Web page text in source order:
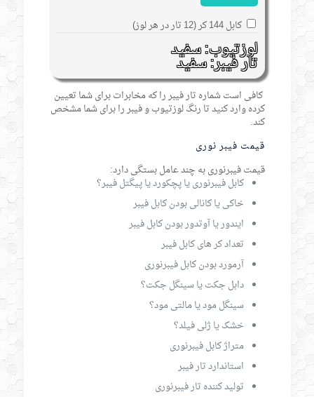
کابل 144 کر (12 تار در هر لوز)
لوزتیوب: سفید
تار فیبر: سفید
کافی است شماره تار فیبر را که مخابرات برای شما تعیین
کرده وارد کنید تا رنگ لوزتیوب و فیبر را برای شما مشخص
کند.
قیمت فیبر نوری
قیمت فیبرنوری به چند عامل بستگی دارد:
کابل فیبرنوری یا پچکورد یا پیگتل فیبر؟
خاکی یا کانالی بودن کابل فیبر
ایندور یا آوتدور بودن کابل فیبر
تعداد کر های کابل فیبر
آرمورد بودن کابل فیبرنوری
دابل جکت یا سینگل جکت؟
سینگل مود یا مالتی مود؟
خشک یا ژلی فیلد؟
متراژ کابل فیبرنوری
استاندارد تار فیبر
تولید کننده تار فیبرنوری